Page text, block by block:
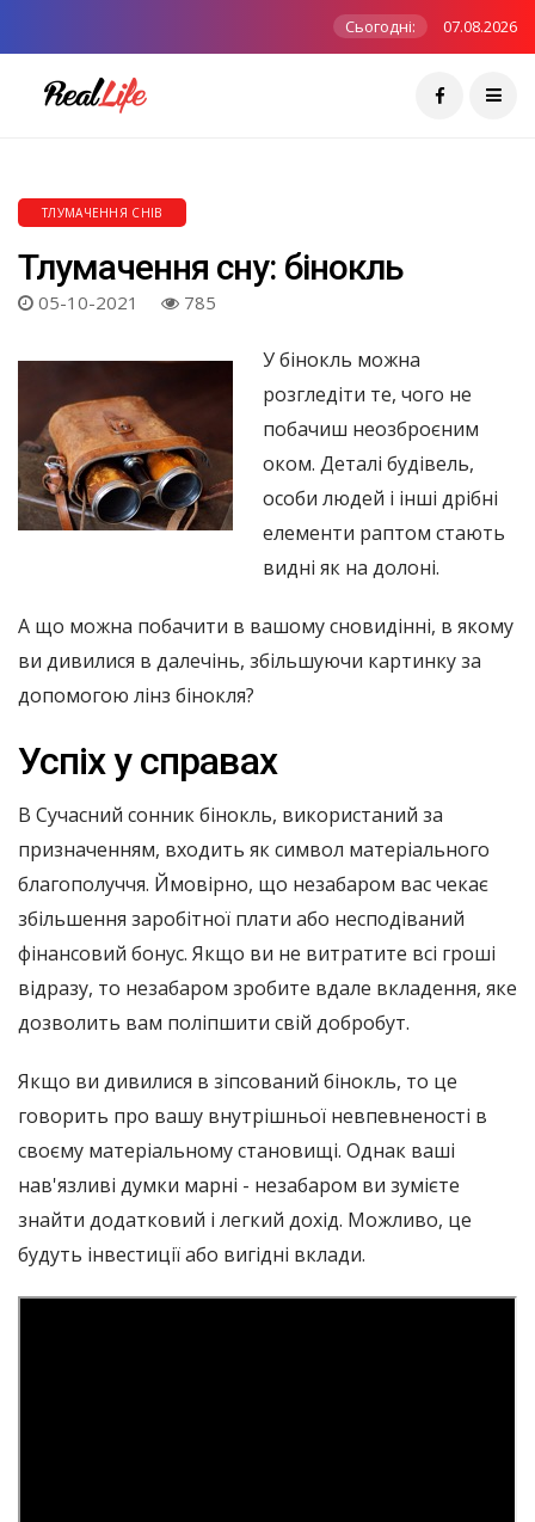
Сьогодні: 07.08.2026
ТЛУМАЧЕННЯ СНІВ
Тлумачення сну: бінокль
05-10-2021 785
У бінокль можна
розгледіти те, чого не
побачиш неозброєним
оком. Деталі будівель,
особи людей і інші дрібні
елементи раптом стають
видні як на долоні.
А що можна побачити в вашому сновидінні, в якому
ви дивилися в далечінь, збільшуючи картинку за
допомогою лінз бінокля?
Успіх у справах
В Сучасний сонник бінокль, використаний за
призначенням, входить як символ матеріального
благополуччя. Ймовірно, що незабаром вас чекає
збільшення заробітної плати або несподіваний
фінансовий бонус. Якщо ви не витратите всі гроші
відразу, то незабаром зробите вдале вкладення, яке
дозволить вам поліпшити свій добробут.
Якщо ви дивилися в зіпсований бінокль, то це
говорить про вашу внутрішньої невпевненості в
своєму матеріальному становищі. Однак ваші
нав'язливі думки марні - незабаром ви зумієте
знайти додатковий і легкий дохід. Можливо, це
будуть інвестиції або вигідні вклади.